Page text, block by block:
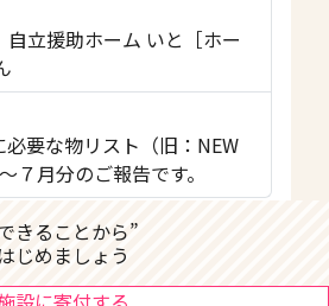
立援助ホーム いと［ホー
必要な物リスト（旧：NEW
７月分のご報告です。
きることから”
じめましょう